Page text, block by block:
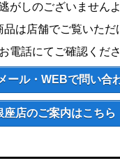
がしのございませんよ
品は店舗でご覧いただ
電話にてご確認くださ
ール・WEBで問い合
座店のご案内はこちら